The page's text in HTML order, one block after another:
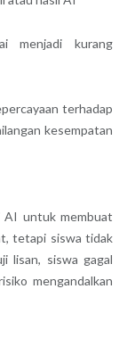
menjadi kurang
terhadap
kesempatan
AI untuk membuat
tetapi siswa tidak
lisan, siswa gagal
mengandalkan